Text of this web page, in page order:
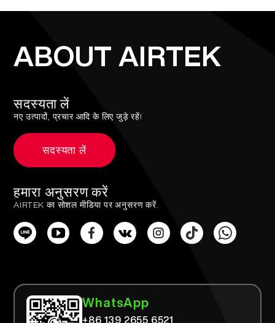
ABOUT AIRTEK
सदस्यता लें
नए उत्पादों, प्रचार आदि के लिए जुड़े रहें!
सदस्यता लें
हमारा अनुसरण करें
AIRTEK का सोशल मीडिया पर अनुसरण करें.
WhatsApp
+86 139 2655 6521